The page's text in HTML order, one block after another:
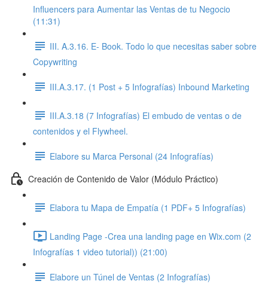
Influencers para Aumentar las Ventas de tu Negocio
(11:31)
III. A.3.16. E- Book. Todo lo que necesitas saber sobre
Copywriting
III.A.3.17. (1 Post + 5 Infografías) Inbound Marketing
III.A.3.18 (7 Infografías) El embudo de ventas o de
contenidos y el Flywheel.
Elabore su Marca Personal (24 Infografías)
Creación de Contenido de Valor (Módulo Práctico)
Elabora tu Mapa de Empatía (1 PDF+ 5 Infografías)
Landing Page -Crea una landing page en Wix.com (2
Infografías 1 video tutorial)) (21:00)
Elabore un Túnel de Ventas (2 Infografías)